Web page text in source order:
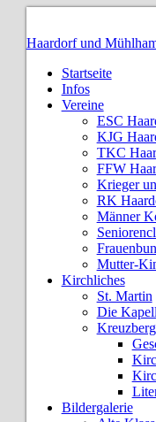
Haardorf und
Startseite
Infos
Vereine
ESC
KJG
TKC
FFW
Krieger
RK
Männer
Mutter-
Kirchliches
St. Martin
Die
Kreuzberg
Bildergalerie